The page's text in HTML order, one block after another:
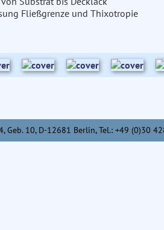
Fließgrenze und Thixotropie
Geb. 10, D-12681 Berlin, Tel.: +49 (0)30